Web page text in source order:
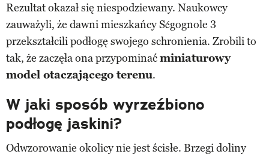
Rezultat okazał się niespodziewany. Naukowcy
zauważyli, że dawni mieszkańcy Ségognole 3
przekształcili podłogę swojego schronienia. Zrobili to
tak, że zaczęła ona przypominaćminiaturowy
model otaczającego terenu.
W jaki sposób wyrzeźbiono
podłogę jaskini?
Odwzorowanie okolicy nie jest ścisłe. Brzegi doliny